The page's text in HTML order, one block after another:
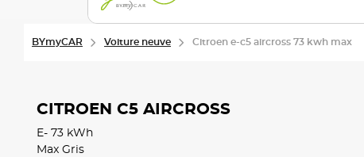
BYmyCAR Voiture neuve Citroen e-c5 aircross 73 kwh max
CITROEN C5 AIRCROSS
E- 73 kWh
Max Gris